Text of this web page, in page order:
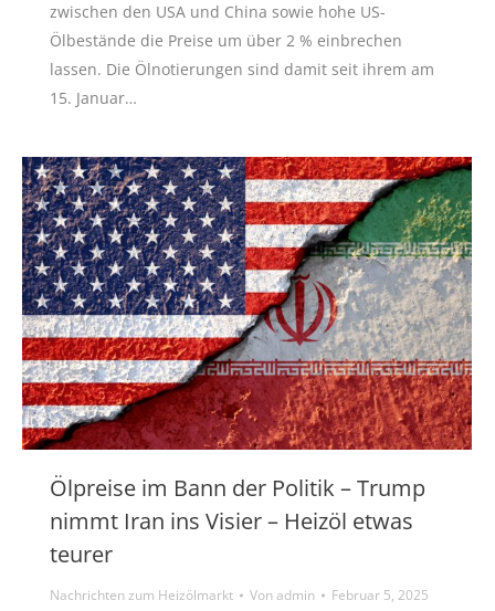
zwischen den USA und China sowie hohe US-
Ölbestände die Preise um über 2 % einbrechen
lassen. Die Ölnotierungen sind damit seit ihrem am
15. Januar…
Ölpreise im Bann der Politik – Trump
nimmt Iran ins Visier – Heizöl etwas
teurer
Nachrichten zum Heizölmarkt Vonadmin Februar 5, 2025